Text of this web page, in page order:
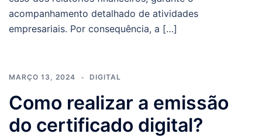
acompanhamento detalhado de atividades
empresariais. Por consequência, a […]
MARÇO 13, 2024 DIGITAL
Como realizar a emissão
do certificado digital?